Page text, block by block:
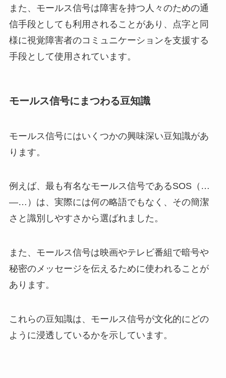
また、モールス信号は障害を持つ人々のための通
信手段としても利用されることがあり、点字と同
様に視覚障害者のコミュニケーションを支援する
手段として使用されています。
モールス信号にまつわる豆知識
モールス信号にはいくつかの興味深い豆知識があ
ります。
例えば、最も有名なモールス信号であるSOS（…
—…）は、実際には何の略語でもなく、その簡潔
さと識別しやすさから選ばれました。
また、モールス信号は映画やテレビ番組で暗号や
秘密のメッセージを伝えるために使われることが
あります。
これらの豆知識は、モールス信号が文化的にどの
ように浸透しているかを示しています。